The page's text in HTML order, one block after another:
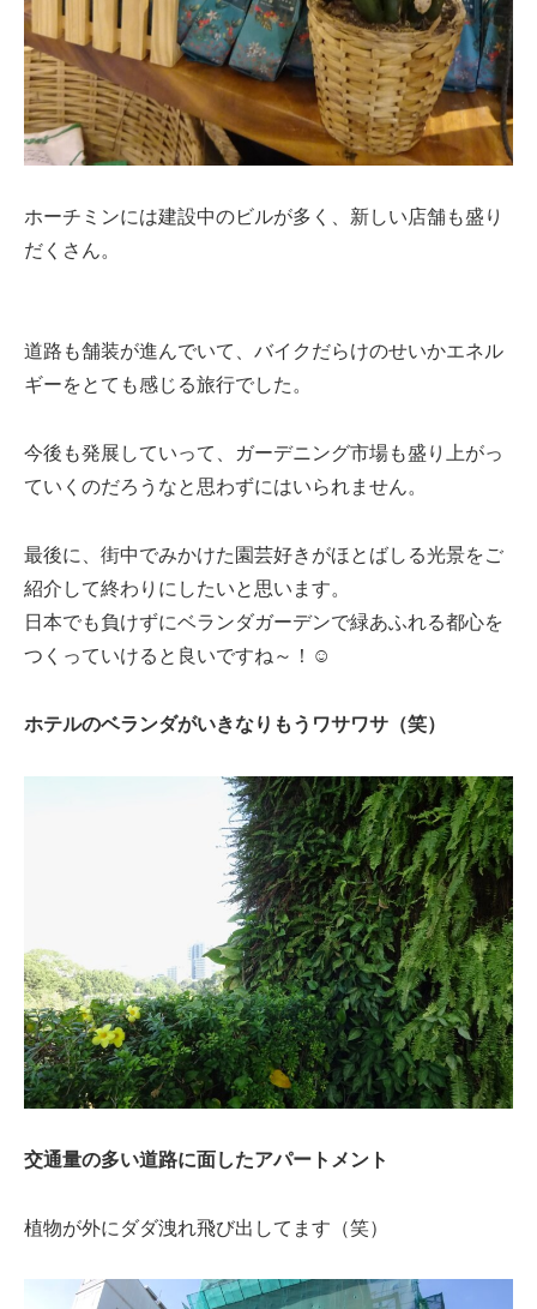
ホーチミンには建設中のビルが多く、新しい店舗も盛り
だくさん。
道路も舗装が進んでいて、バイクだらけのせいかエネル
ギーをとても感じる旅行でした。
今後も発展していって、ガーデニング市場も盛り上がっ
ていくのだろうなと思わずにはいられません。
最後に、街中でみかけた園芸好きがほとばしる光景をご
紹介して終わりにしたいと思います。
日本でも負けずにベランダガーデンで緑あふれる都心を
つくっていけると良いですね～！☺
ホテルのベランダがいきなりもうワサワサ（笑）
交通量の多い道路に面したアパートメント
植物が外にダダ洩れ飛び出してます（笑）